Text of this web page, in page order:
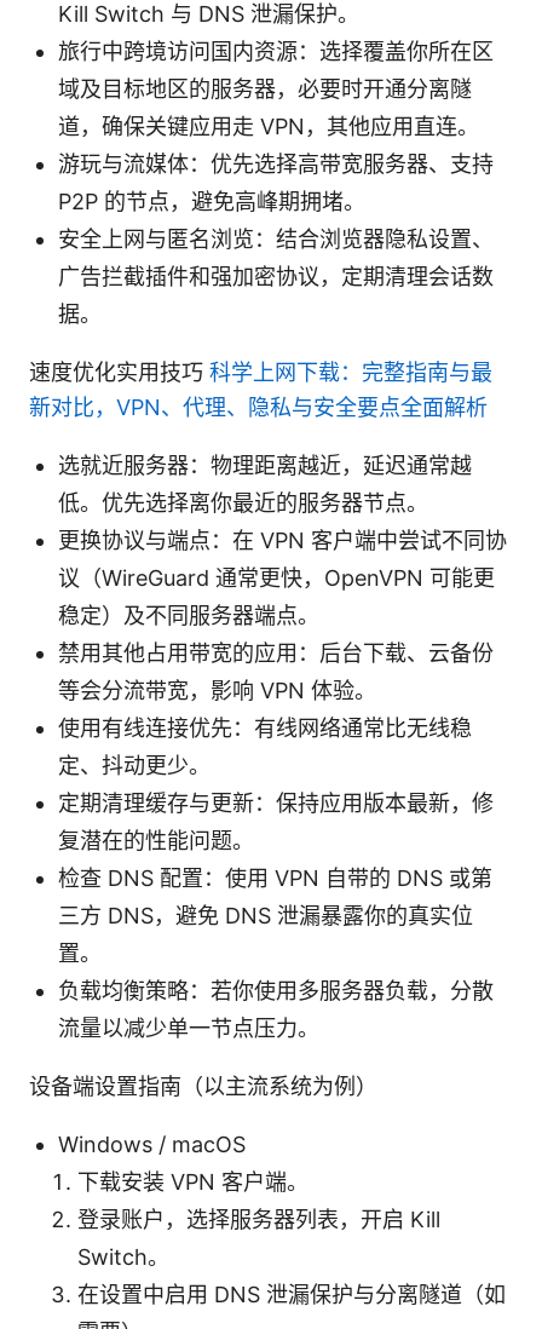
Kill Switch 与 DNS 泄漏保护。
旅行中跨境访问国内资源：选择覆盖你所在区
域及目标地区的服务器，必要时开通分离隧
道，确保关键应用走 VPN，其他应用直连。
游玩与流媒体：优先选择高带宽服务器、支持
P2P 的节点，避免高峰期拥堵。
安全上网与匿名浏览：结合浏览器隐私设置、
广告拦截插件和强加密协议，定期清理会话数
据。
速度优化实用技巧 科学上网下载：完整指南与最
新对比，VPN、代理、隐私与安全要点全面解析
选就近服务器：物理距离越近，延迟通常越
低。优先选择离你最近的服务器节点。
更换协议与端点：在 VPN 客户端中尝试不同协
议（WireGuard 通常更快，OpenVPN 可能更
稳定）及不同服务器端点。
禁用其他占用带宽的应用：后台下载、云备份
等会分流带宽，影响 VPN 体验。
使用有线连接优先：有线网络通常比无线稳
定、抖动更少。
定期清理缓存与更新：保持应用版本最新，修
复潜在的性能问题。
检查 DNS 配置：使用 VPN 自带的 DNS 或第
三方 DNS，避免 DNS 泄漏暴露你的真实位
置。
负载均衡策略：若你使用多服务器负载，分散
流量以减少单一节点压力。
设备端设置指南（以主流系统为例）
Windows / macOS
下载安装 VPN 客户端。
登录账户，选择服务器列表，开启 Kill
Switch。
在设置中启用 DNS 泄漏保护与分离隧道（如